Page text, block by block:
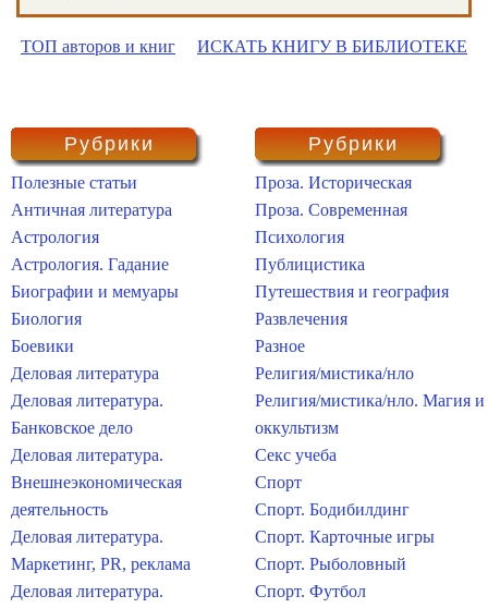
ТОП авторов и книг ИСКАТЬ КНИГУ В БИБЛИОТЕКЕ
Рубрики
Полезные статьи
Античная литература
Астрология
Астрология. Гадание
Биографии и мемуары
Биология
Боевики
Деловая литература
Деловая литература.
Банковское дело
Деловая литература.
Внешнеэкономическая
деятельность
Деловая литература.
Маркетинг, PR, реклама
Деловая литература.
Рубрики
Проза. Историческая
Проза. Современная
Психология
Публицистика
Путешествия и география
Развлечения
Разное
Религия/мистика/нло
Религия/мистика/нло. Магия и
оккультизм
Секс учеба
Спорт
Спорт. Бодибилдинг
Спорт. Карточные игры
Спорт. Рыболовный
Спорт. Футбол